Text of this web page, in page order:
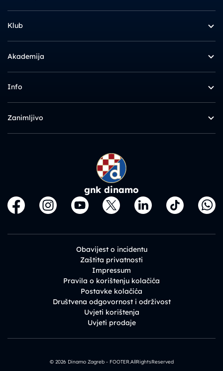
Klub
Akademija
Info
Zanimljivo
gnk dinamo
Obavijest o incidentu
Zaštita privatnosti
Impressum
Pravila o korištenju kolačića
Postavke kolačića
Društvena odgovornost i održivost
Uvjeti korištenja
Uvjeti prodaje
© 2026 Dinamo Zagreb - FOOTER.AllRightsReserved